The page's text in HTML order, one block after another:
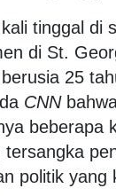
tinggal di
di St.
25
CNN
beberapa
politik yang